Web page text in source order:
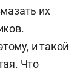
их
и такой
Что